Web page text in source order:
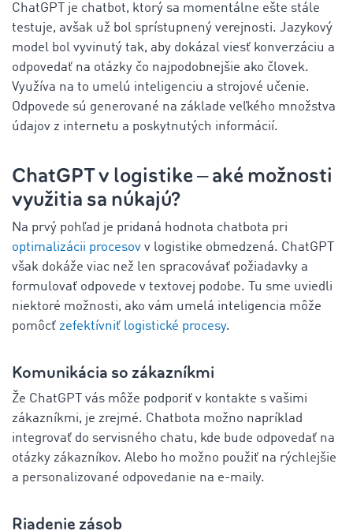
ChatGPT je chatbot, ktorý sa momentálne ešte stále
testuje, avšak už bol sprístupnený verejnosti. Jazykový
model bol vyvinutý tak, aby dokázal viesť konverzáciu a
odpovedať na otázky čo najpodobnejšie ako človek.
Využíva na to umelú inteligenciu a strojové učenie.
Odpovede sú generované na základe veľkého množstva
údajov z internetu a poskytnutých informácií.
ChatGPT v logistike ‒ aké možnosti
využitia sa núkajú?
Na prvý pohľad je pridaná hodnota chatbota pri
optimalizácii procesov v logistike obmedzená. ChatGPT
však dokáže viac než len spracovávať požiadavky a
formulovať odpovede v textovej podobe. Tu sme uviedli
niektoré možnosti, ako vám umelá inteligencia môže
pomôcť zefektívniť logistické procesy.
Komunikácia so zákazníkmi
Že ChatGPT vás môže podporiť v kontakte s vašimi
zákazníkmi, je zrejmé. Chatbota možno napríklad
integrovať do servisného chatu, kde bude odpovedať na
otázky zákazníkov. Alebo ho možno použiť na rýchlejšie
a personalizované odpovedanie na e-maily.
Riadenie zásob